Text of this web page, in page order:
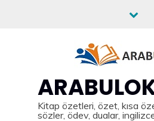
Kitap özetleri, özet, kısa
sözler, ödev, dualar,